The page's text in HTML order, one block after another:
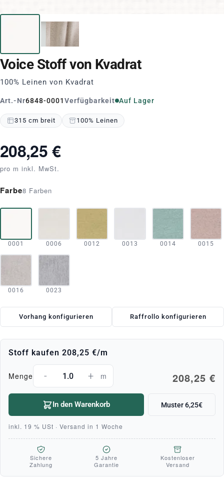
Voice Stoff von Kvadrat
100% Leinen von Kvadrat
Art.-Nr6848-0001Verfügbarkeit Auf Lager
315 cm breit 100% Leinen
208,25 €
pro m inkl. MwSt.
Farbe8 Farben
0001 0006 0012 0013 0014 0015
0016 0023
Vorhang konfigurieren Raffrollo konfigurieren
Stoff kaufen 208,25 €/m
Menge - + m 208,25 €
In den Warenkorb Muster 6,25€
inkl. 19 % USt · Versand in 1 Woche
Sichere
Zahlung
5 Jahre
Garantie
Kostenloser
Versand